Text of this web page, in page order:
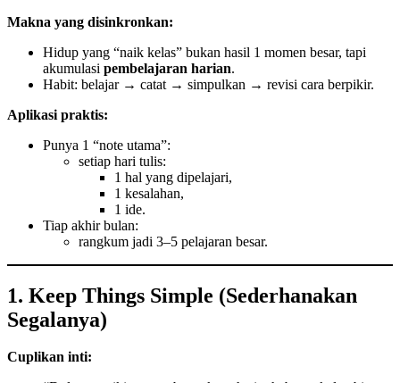
Makna yang disinkronkan:
Hidup yang “naik kelas” bukan hasil 1 momen besar, tapi
akumulasi pembelajaran harian.
Habit: belajar → catat → simpulkan → revisi cara berpikir.
Aplikasi praktis:
Punya 1 “note utama”:
setiap hari tulis:
1 hal yang dipelajari,
1 kesalahan,
1 ide.
Tiap akhir bulan:
rangkum jadi 3–5 pelajaran besar.
1. Keep Things Simple (Sederhanakan
Segalanya)
Cuplikan inti: